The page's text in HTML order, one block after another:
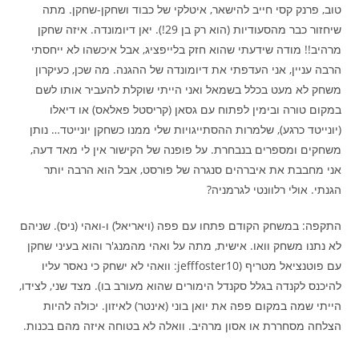
טוב, פרנק קסי חייב להישאר, איטלקי של כבוד ושחקן-שחקן. מתה
שיחזור כבר מהסעודיות (הוא רק בן 29!). יאן דיומונדה. איזה שחקן
מרהיב!! מודה שידעתי שהוא חזק בלייפציג, אבל איכשהו לא ייחסתי
הרבה עניין, אני העדפתי את דיומונדה של ההגנה. מה שכן, כעיקרון
משחק לא מעט בכלל בשמאל ואני הייתי שוקלת להעביר אותו לשם
במקום טורה ובימין לפתוח עם גסאן (קריסטל פאלאס) או דיאלו
(יונייטד כרגע), שלמרות ההסתייגויות שלי ממנו כשחקן יונייטד… נותן
משחקים ומספרים בנבחרת. על פופנה של הקישור אין לי מאד דעה,
אני מחבבת את איברהים סנגרה של פורסט, אבל הוא הרבה יותר
הגנתי. אולי רלוונטי לגרמניה?
התקפה: במשחק הקודם פתחו עם פפה (ויאריאל) ו-ואהי (ניס). שניהם
לא נתנו משחק וואו. אישית, מתה על ואהי מהמנג'ר והוא בעיני שחקן
עם פוטנציאל מטריף (jefffoster10: וואהי לא ישחק כי נאסר עליו
להיכנס לקנדה בגלל סקנדל הימורים שהוא מעורב בו). מצד שני, לצידו,
הייתי שמה במקום פפה את יואן בוני (אינטר) לאיזון. יכולה להיות
הצלחה מסחררת או אסון מרהיב. וואלה לא בטוחה איזה מהם בכנות.